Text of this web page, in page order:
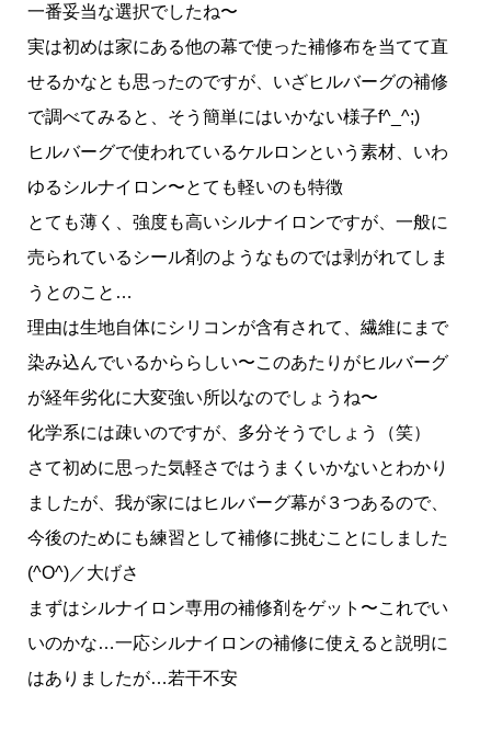
一番妥当な選択でしたね〜
実は初めは家にある他の幕で使った補修布を当てて直
せるかなとも思ったのですが、いざヒルバーグの補修
で調べてみると、そう簡単にはいかない様子f^_^;)
ヒルバーグで使われているケルロンという素材、いわ
ゆるシルナイロン〜とても軽いのも特徴
とても薄く、強度も高いシルナイロンですが、一般に
売られているシール剤のようなものでは剥がれてしま
うとのこと…
理由は生地自体にシリコンが含有されて、繊維にまで
染み込んでいるかららしい〜このあたりがヒルバーグ
が経年劣化に大変強い所以なのでしょうね〜
化学系には疎いのですが、多分そうでしょう（笑）
さて初めに思った気軽さではうまくいかないとわかり
ましたが、我が家にはヒルバーグ幕が３つあるので、
今後のためにも練習として補修に挑むことにしました
(^O^)／大げさ
まずはシルナイロン専用の補修剤をゲット〜これでい
いのかな…一応シルナイロンの補修に使えると説明に
はありましたが…若干不安